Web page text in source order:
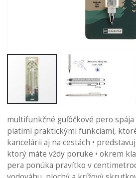
na
začiatok
galérie
obrázkov
multifunkčné guľôčkové pero spája
piatimi praktickými funkciami,
kancelárii aj na cestách •
ktorý máte vždy poruke • okrem
pera ponúka pravítko v